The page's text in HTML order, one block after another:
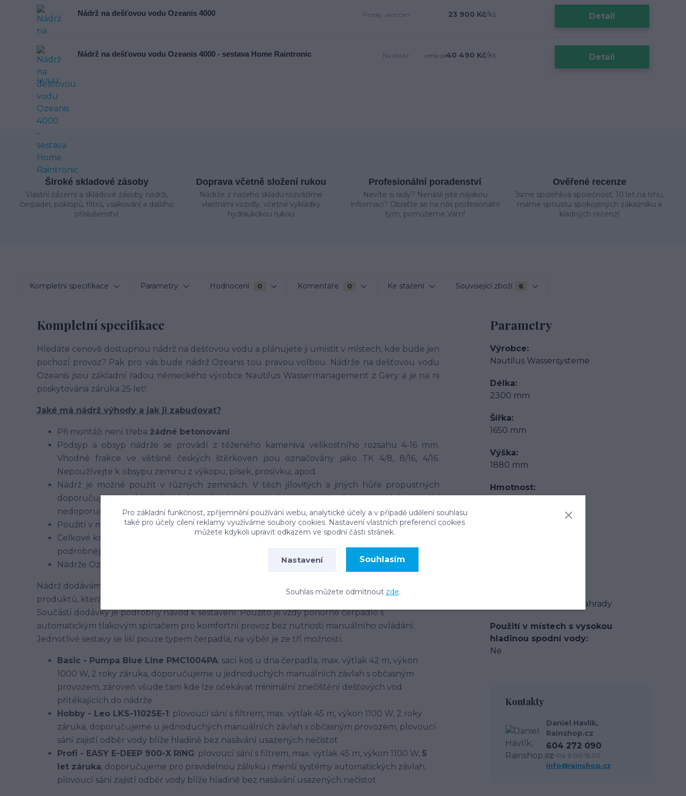
Nádrž na dešťovou vodu Ozeanis 4000 23 900 Kč/ks
Prodej ukončen Detail
Nádrž na dešťovou vodu Ozeanis 4000 - sestava Home Raintronic cena od40 490 Kč/ks
Na dotaz Detail
Široké skladové zásoby
Vlastní zázemí a skladové zásoby nádrží,
čerpadel, poklopů, filtrů, vsakování a dalšího
příslušenství
Doprava včetně složení rukou
Nádrže z našeho skladu rozvážíme
vlastními vozidly, včetně vykládky
hydraulickou rukou
Profesionální poradenství
Nevíte si rady? Nenašli jste nějakou
informaci? Obraťte se na náš profesionální
tým, pomůžeme Vám!
Ověřené recenze
Jsme spolehlivá společnost, 10 let na trhu,
máme spoustu spokojených zákazníku a
kladných recenzí
Kompletní specifikace Parametry Hodnocení 0 Komentáře 0 Ke stažení Související zboží 6
Kompletní specifikace
Hledáte cenově dostupnou nádrž na dešťovou vodu a plánujete ji umístit v místech, kde bude jen
pochozí provoz? Pak pro vás bude nádrž Ozeanis tou pravou volbou. Nádrže na dešťovou vodu
Ozeanis jsou základní řadou německého výrobce Nautilus Wassermanagement z Gery a je na ni
poskytována záruka 25 let!
Jaké má nádrž výhody a jak ji zabudovat?
Při montáži není třeba žádné betonování
Podsyp a obsyp nádrže se provádí z těženého kameniva velikostního rozsahu 4-16 mm.
Vhodné frakce ve většině českých štěrkoven jsou označovány jako TK 4/8, 8/16, 4/16.
Nepoužívejte k obsypu zeminu z výkopu, písek, prosívku, apod.
Nádrž je možné použít v různých zeminách. V těch jílovitých a jiných hůře propustných
doporučujeme oddrenážování podkladu, ve zcela nepropustných zeminách použití
nedoporučujeme
Použití v místech s výskytem spodní vody není možné.
Celkové krytí nádrže zeminou nad vrcholem hlavní válcové části nesmí přesáhnout cca 1 m,
podrobnější info v montážním návodu.
Nádrže Ozeanis jsou určeny pro použití pouze v pochozích plochách.
Nádrž dodáváme v sestavě vhodné pro zalévání zahrady a jiné venkovní použití. Jedná se o sadu
produktů, která je vhodná jako stavebnice pro domácí kutily, popř. pro montáž instalatérem.
Součástí dodávky je podrobný návod k sestavení. Použito je vždy ponorné čerpadlo s
automatickým tlakovým spínačem pro komfortní provoz bez nutnosti manuálního ovládání.
Jednotlivé sestavy se liší pouze typem čerpadla, na výběr je ze tří možností:
Basic - Pumpa Blue Line PMC1004PA: sací koš u dna čerpadla, max. výtlak 42 m, výkon
1000 W, 2 roky záruka, doporučujeme u jednoduchých manuálních závlah s občasným
provozem, zároveň všude tam kde lze očekávat minimální znečištění dešťových vod
přítékajících do nádrže
Hobby - Leo LKS-1102SE-1: plovoucí sání s filtrem, max. výtlak 45 m, výkon 1100 W, 2 roky
záruka, doporučujeme u jednoduchých manuálních závlah s občasným provozem, plovoucí
sání zajistí odběr vody blíže hladině bez nasávání usazených nečistot
Profi - EASY E-DEEP 900-X RING: plovoucí sání s filtrem, max. výtlak 45 m, výkon 1100 W, 5
let záruka, doporučujeme pro pravidelnou zálivku i menší systémy automatických závlah,
plovoucí sání zajistí odběr vody blíže hladině bez nasávání usazených nečistot
Parametry
Výrobce
Nautilus Wassersysteme
Délka
2300 mm
Šířka
1650 mm
Výška
1880 mm
Hmotnost
Systémy pro zalévání zahrady
Použití v místech s vysokou
hladinou spodní vody
Ne
Kontakty
Daniel Havlík,
Rainshop.cz
604 272 090
Po-Pá: 9.00-15.00
info@rainshop.cz
Pro základní funkčnost, zpříjemnění používání webu, analytické účely a v případě udělení souhlasu
také pro účely cílení reklamy využíváme soubory cookies. Nastavení vlastních preferencí cookies
můžete kdykoli upravit odkazem ve spodní části stránek.
Nastavení Souhlasím
Souhlas můžete odmítnout zde.